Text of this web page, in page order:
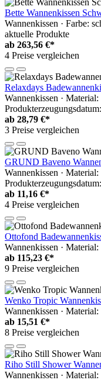
Bette Wannenkissen
Wannenkissen · Farbe:
aktuelle Produkte
ab 263,56 €*
4 Preise vergleichen
Relaxdays
Wannenkissen ·
ab 28,79 €*
3 Preise vergleichen
GRUND Baveno
Wannenkissen ·
ab 11,16 €*
4 Preise vergleichen
Ottofond
Wannenkissen ·
ab 115,23 €*
9 Preise vergleichen
Wenko Tropic
Wannenkissen ·
ab 15,51 €*
8 Preise vergleichen
Riho Still Shower
Wannenkissen ·